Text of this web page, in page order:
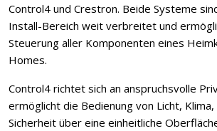
Control4 und Crestron. Beide Systeme
Install-Bereich weit verbreitet und
Steuerung aller Komponenten eines
Homes.
Control4 richtet sich an anspruchsvolle
ermöglicht die Bedienung von Licht, Klima,
Sicherheit über eine einheitliche